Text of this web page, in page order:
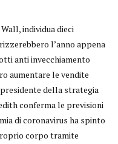
individua dieci
l’anno appena
anti invecchiamento
aumentare le vendite
della strategia
conferma le previsioni
di coronavirus ha spinto
corpo tramite